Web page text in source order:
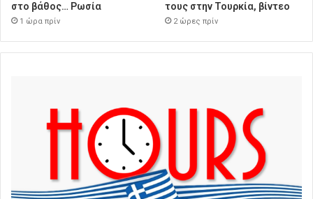
στο βάθος… Ρωσία
1 ώρα πρίν
τους στην Τουρκία, βίντεο
2 ώρες πρίν